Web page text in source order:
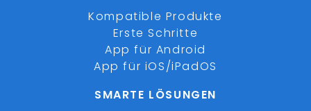
Kompatible Produkte
Erste Schritte
App für Android
App für iOS/iPadOS
SMARTE LÖSUNGEN